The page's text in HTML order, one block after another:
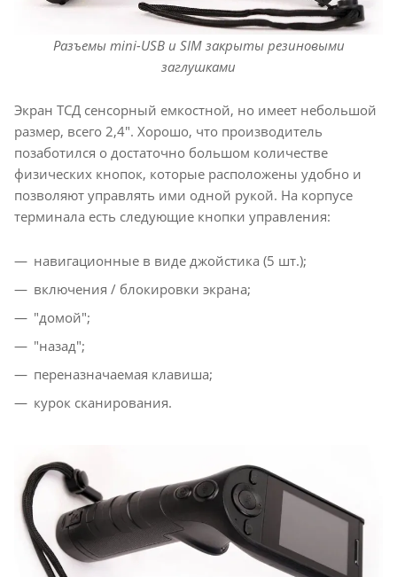
Разъемы mini-USB и SIM закрыты резиновыми
заглушками
Экран ТСД сенсорный емкостной, но имеет небольшой
размер, всего 2,4". Хорошо, что производитель
позаботился о достаточно большом количестве
физических кнопок, которые расположены удобно и
позволяют управлять ими одной рукой. На корпусе
терминала есть следующие кнопки управления:
навигационные в виде джойстика (5 шт.);
включения / блокировки экрана;
"домой";
"назад";
переназначаемая клавиша;
курок сканирования.